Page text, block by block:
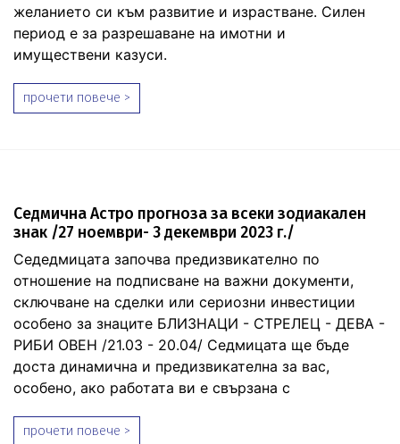
желанието си към развитие и израстване. Силен
период е за разрешаване на имотни и
имуществени казуси.
прочети повече >
Седмична Астро прогноза за всеки зодиакален
знак /27 ноември- 3 декември 2023 г./
Седедмицата започва предизвикателно по
отношение на подписване на важни документи,
сключване на сделки или сериозни инвестиции
особено за знаците БЛИЗНАЦИ - СТРЕЛЕЦ - ДЕВА -
РИБИ ОВЕН /21.03 - 20.04/ Седмицата ще бъде
доста динамична и предизвикателна за вас,
особено, ако работата ви е свързана с
прочети повече >